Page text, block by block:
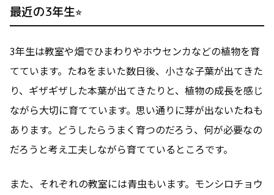
最近の3年生⭐︎
3年生は教室や畑でひまわりやホウセンカなどの植物を育
てています。たねをまいた数日後、小さな子葉が出てきた
り、ギザギザした本葉が出てきたりと、植物の成長を感じ
ながら大切に育てています。思い通りに芽が出ないたねも
あります。どうしたらうまく育つのだろう、何が必要なの
だろうと考え工夫しながら育てているところです。
また、それぞれの教室には青虫もいます。モンシロチョウ